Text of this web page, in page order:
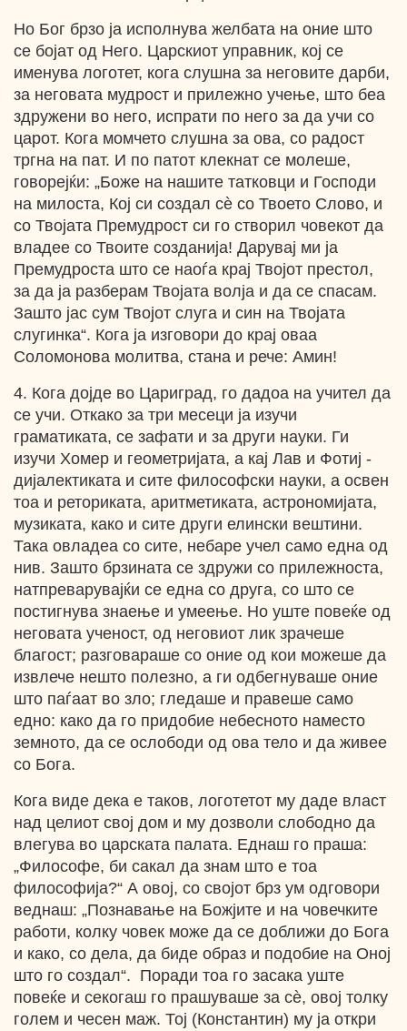
Но Бог брзо ја исполнува желбата на оние што
се бојат од Него. Царскиот управник, кој се
именува логотет, кога слушна за неговите дарби,
за неговата мудрост и прилежно учење, што беа
здружени во него, испрати по него за да учи со
царот. Кога момчето слушна за ова, со радост
тргна на пат. И по патот клекнат се молеше,
говорејќи: „Боже на нашите татковци и Господи
на милоста, Кој си создал сѐ со Твоето Слово, и
со Твојата Премудрост си го створил човекот да
владее со Твоите созданија! Дарувај ми ја
Премудроста што се наоѓа крај Твојот престол,
за да ја разберам Твојата волја и да се спасам.
Зашто јас сум Твојот слуга и син на Твојата
слугинка“. Кога ја изговори до крај оваа
Соломонова молитва, стана и рече: Амин!
4. Кога дојде во Цариград, го дадоа на учител да
се учи. Откако за три месеци ја изучи
граматиката, се зафати и за други науки. Ги
изучи Хомер и геометријата, а кај Лав и Фотиј -
дијалектиката и сите философски науки, а освен
тоа и реториката, аритметиката, астрономијата,
музиката, како и сите други елински вештини.
Така овладеа со сите, небаре учел само една од
нив. Зашто брзината се здружи со прилежноста,
натпреварувајќи се една со друга, со што се
постигнува знаење и умеење. Но уште повеќе од
неговата ученост, од неговиот лик зрачеше
благост; разговараше со оние од кои можеше да
извлече нешто полезно, а ги одбегнуваше оние
што паѓаат во зло; гледаше и правеше само
едно: како да го придобие небесното наместо
земното, да се ослободи од ова тело и да живее
со Бога.
Кога виде дека е таков, логотетот му даде власт
над целиот свој дом и му дозволи слободно да
влегува во царската палата. Еднаш го праша:
„Философе, би сакал да знам што е тоа
философија?“ А овој, со својот брз ум одговори
веднаш: „Познавање на Божјите и на човечките
работи, колку човек може да се доближи до Бога
и како, со дела, да биде образ и подобие на Оној
што го создал“. Поради тоа го засака уште
повеќе и секогаш го прашуваше за сѐ, овој толку
голем и чесен маж. Тој (Константин) му ја откри